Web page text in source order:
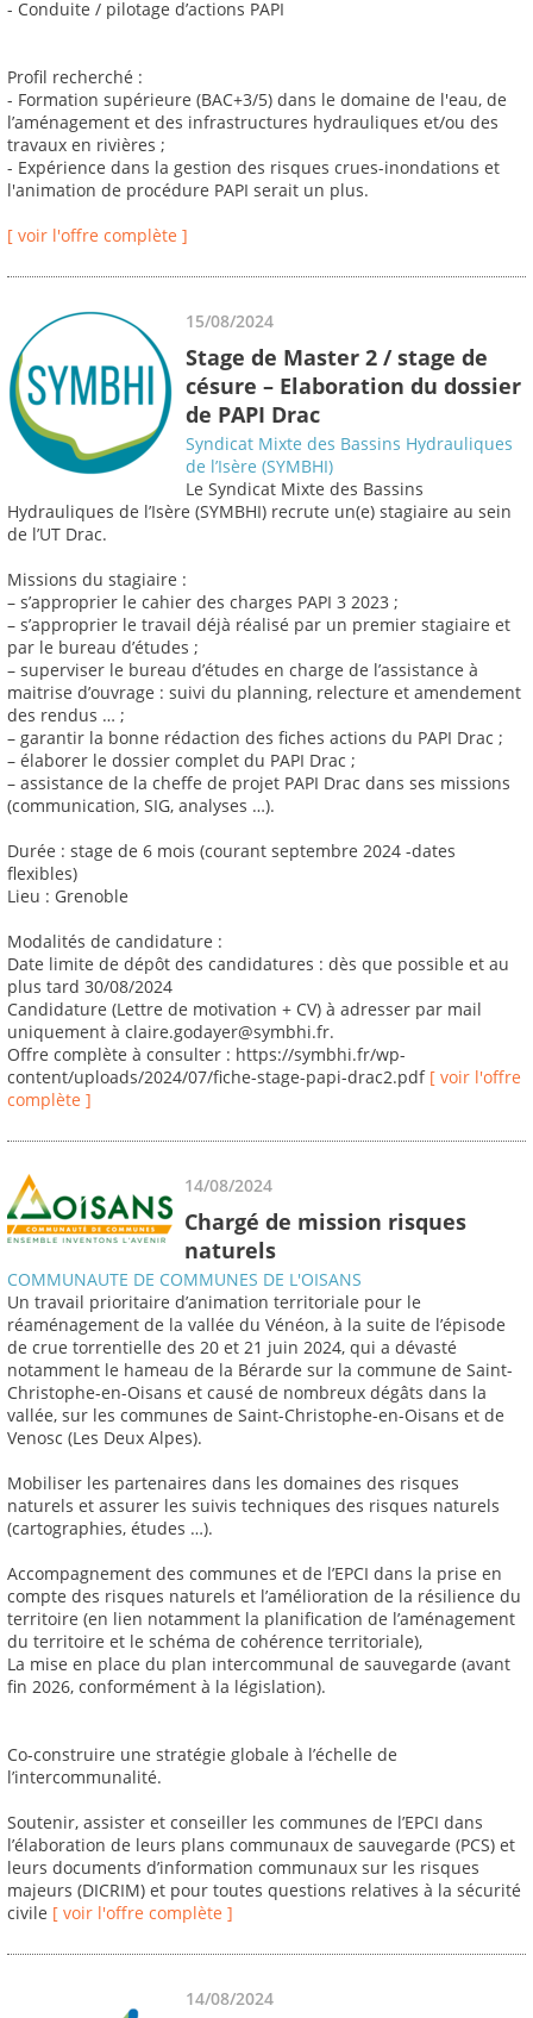
- Conduite / pilotage d’actions PAPI
Profil recherché :
- Formation supérieure (BAC+3/5) dans le domaine de l'eau, de
l’aménagement et des infrastructures hydrauliques et/ou des
travaux en rivières ;
- Expérience dans la gestion des risques crues-inondations et
l'animation de procédure PAPI serait un plus.
[ voir l'offre complète ]
15/08/2024
Stage de Master 2 / stage de
césure – Elaboration du dossier
de PAPI Drac
Syndicat Mixte des Bassins Hydrauliques
de l’Isère (SYMBHI)
Le Syndicat Mixte des Bassins
Hydrauliques de l’Isère (SYMBHI) recrute un(e) stagiaire au sein
de l’UT Drac.
Missions du stagiaire :
– s’approprier le cahier des charges PAPI 3 2023 ;
– s’approprier le travail déjà réalisé par un premier stagiaire et
par le bureau d’études ;
– superviser le bureau d’études en charge de l’assistance à
maitrise d’ouvrage : suivi du planning, relecture et amendement
des rendus … ;
– garantir la bonne rédaction des fiches actions du PAPI Drac ;
– élaborer le dossier complet du PAPI Drac ;
– assistance de la cheffe de projet PAPI Drac dans ses missions
(communication, SIG, analyses …).
Durée : stage de 6 mois (courant septembre 2024 -dates
flexibles)
Lieu : Grenoble
Modalités de candidature :
Date limite de dépôt des candidatures : dès que possible et au
plus tard 30/08/2024
Candidature (Lettre de motivation + CV) à adresser par mail
uniquement à claire.godayer@symbhi.fr.
Offre complète à consulter : https://symbhi.fr/wp-
content/uploads/2024/07/fiche-stage-papi-drac2.pdf [ voir l'offre
complète ]
14/08/2024
Chargé de mission risques
naturels
COMMUNAUTE DE COMMUNES DE L'OISANS
Un travail prioritaire d’animation territoriale pour le
réaménagement de la vallée du Vénéon, à la suite de l’épisode
de crue torrentielle des 20 et 21 juin 2024, qui a dévasté
notamment le hameau de la Bérarde sur la commune de Saint-
Christophe-en-Oisans et causé de nombreux dégâts dans la
vallée, sur les communes de Saint-Christophe-en-Oisans et de
Venosc (Les Deux Alpes).
Mobiliser les partenaires dans les domaines des risques
naturels et assurer les suivis techniques des risques naturels
(cartographies, études …).
Accompagnement des communes et de l’EPCI dans la prise en
compte des risques naturels et l’amélioration de la résilience du
territoire (en lien notamment la planification de l’aménagement
du territoire et le schéma de cohérence territoriale),
La mise en place du plan intercommunal de sauvegarde (avant
fin 2026, conformément à la législation).
Co-construire une stratégie globale à l’échelle de
l’intercommunalité.
Soutenir, assister et conseiller les communes de l’EPCI dans
l’élaboration de leurs plans communaux de sauvegarde (PCS) et
leurs documents d’information communaux sur les risques
majeurs (DICRIM) et pour toutes questions relatives à la sécurité
civile [ voir l'offre complète ]
14/08/2024